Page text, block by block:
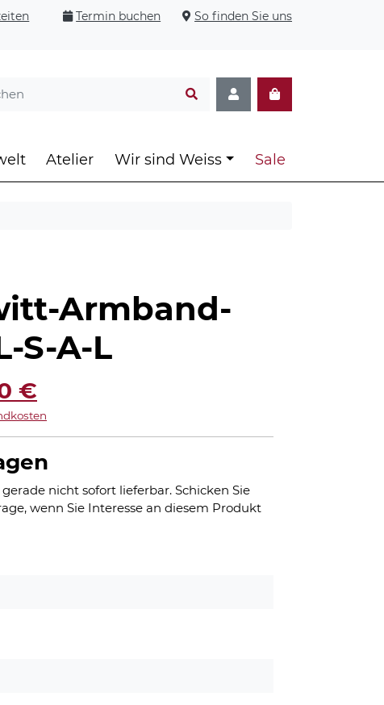
Termin buchen So finden Sie uns
Atelier Wir sind Weiss Sale
Armband-
S-A-L
€
€
Preis
ist:
25,00 €.
nicht sofort lieferbar. Schicken Sie
wenn Sie Interesse an diesem Produkt